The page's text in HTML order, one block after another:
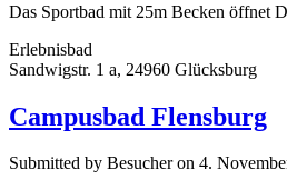
Das Sportbad mit 25m Becken öffnet
Erlebnisbad
Sandwigstr. 1 a, 24960 Glücksburg
Campusbad Flensburg
Submitted by Besucher on 4.